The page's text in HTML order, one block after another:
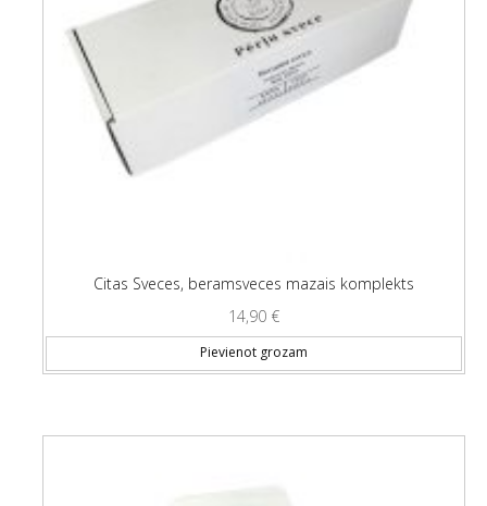
Citas Sveces, beramsveces mazais komplekts
14,90 €
Pievienot grozam